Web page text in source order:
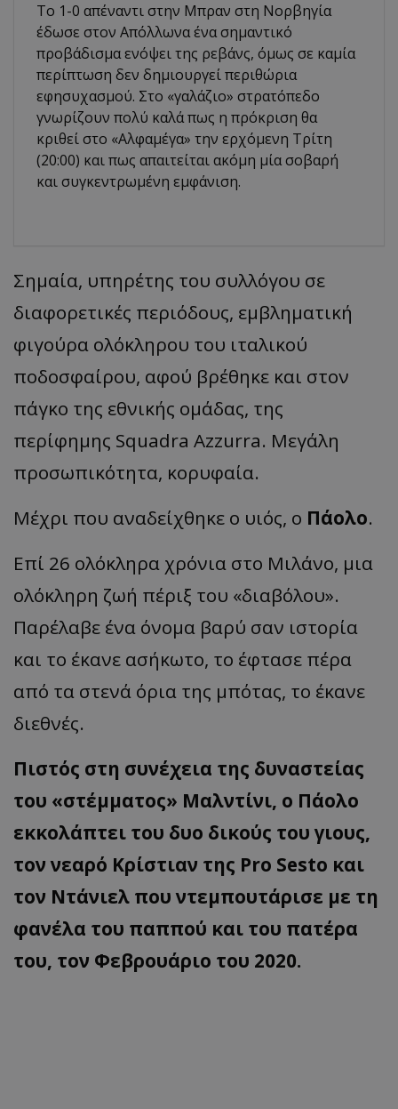
Το 1-0 απέναντι στην Μπραν στη Νορβηγία
έδωσε στον Απόλλωνα ένα σημαντικό
προβάδισμα ενόψει της ρεβάνς, όμως σε καμία
περίπτωση δεν δημιουργεί περιθώρια
εφησυχασμού. Στο «γαλάζιο» στρατόπεδο
γνωρίζουν πολύ καλά πως η πρόκριση θα
κριθεί στο «Αλφαμέγα» την ερχόμενη Τρίτη
(20:00) και πως απαιτείται ακόμη μία σοβαρή
και συγκεντρωμένη εμφάνιση.
Σημαία, υπηρέτης του συλλόγου σε
διαφορετικές περιόδους, εμβληματική
φιγούρα ολόκληρου του ιταλικού
ποδοσφαίρου, αφού βρέθηκε και στον
πάγκο της εθνικής ομάδας, της
περίφημης Squadra Azzurra. Μεγάλη
προσωπικότητα, κορυφαία.
Μέχρι που αναδείχθηκε ο υιός, ο Πάολο.
Επί 26 ολόκληρα χρόνια στο Μιλάνο, μια
ολόκληρη ζωή πέριξ του «διαβόλου».
Παρέλαβε ένα όνομα βαρύ σαν ιστορία
και το έκανε ασήκωτο, το έφτασε πέρα
από τα στενά όρια της μπότας, το έκανε
διεθνές.
Πιστός στη συνέχεια της δυναστείας
του «στέμματος» Μαλντίνι, ο Πάολο
εκκολάπτει του δυο δικούς του γιους,
τον νεαρό Κρίστιαν της Pro Sesto και
τον Ντάνιελ που ντεμπουτάρισε με τη
φανέλα του παππού και του πατέρα
του, τον Φεβρουάριο του 2020.